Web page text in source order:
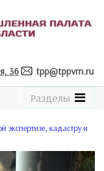
36 tpp@tppvrn.ru
See
the
Catalogue
Разделы
экспертизе, кадастру и